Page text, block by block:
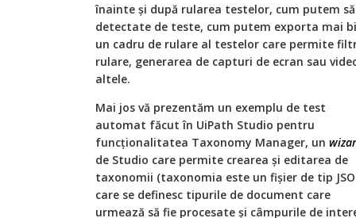
înainte și după rularea testelor, cum putem
detectate de teste, cum putem exporta mai
un cadru de rulare al testelor care permite
rulare, generarea de capturi de ecran sau
altele.
Mai jos vă prezentăm un exemplu de test
automat făcut în UiPath Studio pentru
funcționalitatea Taxonomy Manager, un
de Studio care permite crearea și editarea de
taxonomii (taxonomia este un fișier de tip
care se definesc tipurile de document care
urmează să fie procesate și câmpurile de